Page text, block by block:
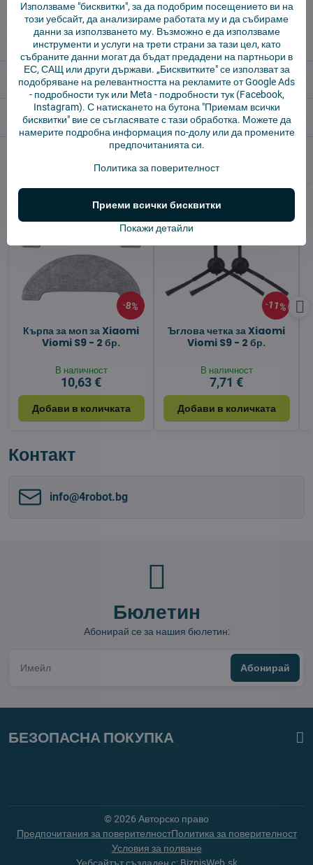
✅ Готов за изпращане веднага
✅ БЕЗПЛАТНА доставка над 55 EUR.
✅ 14 дни политика за връщане
Описание
Отзиви 0
Алтернативни продукти
8%
Кърпа за моп за Xiaomi
Viomi S9 - 2 бр.
В наличност
10,63 €
Добави в количката
11%
Ъглова четка за Xiaomi
Viomi S9 - 2 бр.
В наличност
7,71 €
Добави в количката
Контакт
info​@4robot​.bg
Бюлетин
Абонирай се за нашия бюлетин:
Абонирай
БЕЗОПАСНА ПОКУПКА
©2026 Авторско право
Предпочитания за поверителностПолитика за поверителност
Условия за полване
Използваме "бисквитки", за да подобрим посещението ви на
този уебсайт, да анализираме работата му и да събираме
данни за използването му. Възможно е да използваме
инструменти и услуги на трети страни за тази цел, като
събраните данни могат да бъдат предадени на партньори в
ЕС, САЩ или други държави. „Бисквитките" се използват за
подобряване на релевантността на рекламите от Google Ads
- подробности тукили Meta - подробности тук(Facebook,
Instagram). С натискането на бутона "Приемам всички
бисквитки" вие се съгласявате с тази обработка. Можете да
намерите подробна информация по-долу или да промените
предпочитанията си.
Политика за поверителност
Покажи детайли
Приеми всички бисквитки